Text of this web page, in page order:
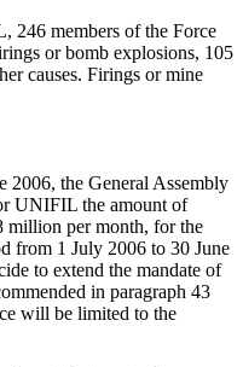
246 members of the Force
or bomb explosions, 105
causes. Firings or mine
2006, the General Assembly
UNIFIL the amount of
million per month, for the
from 1 July 2006 to 30 June
to extend the mandate of
in paragraph 43
will be limited to the